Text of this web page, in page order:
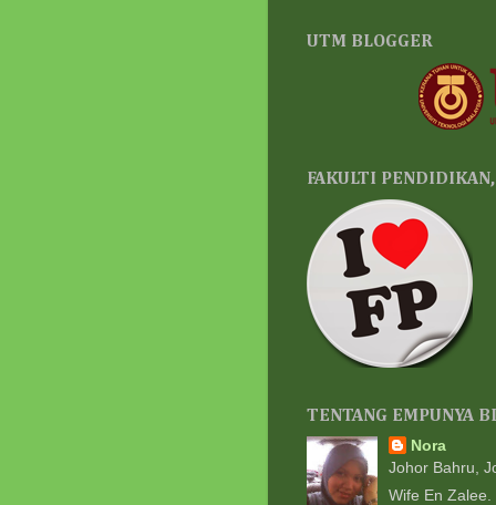
UTM BLOGGER
FAKULTI
TENTANG EMPUNYA
Nora
Johor Bahru,
Wife En